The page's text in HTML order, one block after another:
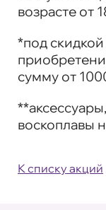
возрасте от
*под
сумму от
воскоплавы
К списку акций